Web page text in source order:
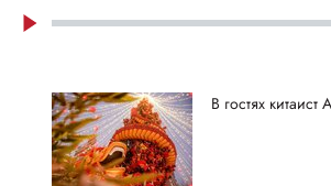
В гостях